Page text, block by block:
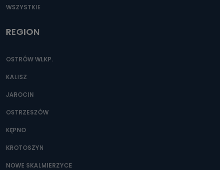
WSZYSTKIE
REGION
OSTRÓW WLKP.
KALISZ
JAROCIN
OSTRZESZÓW
KĘPNO
KROTOSZYN
NOWE SKALMIERZYCE